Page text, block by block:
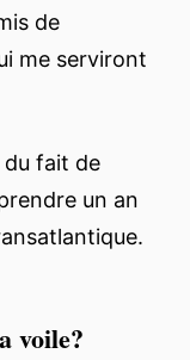
de
me serviront
du fait de
un an
voile?